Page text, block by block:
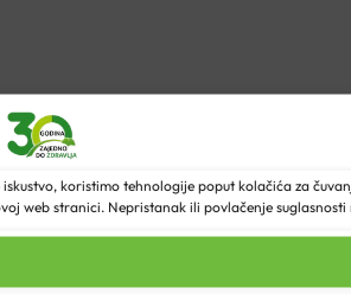
koristimo tehnologije poput kolačića za
web stranici. Nepristanak ili povlačenje